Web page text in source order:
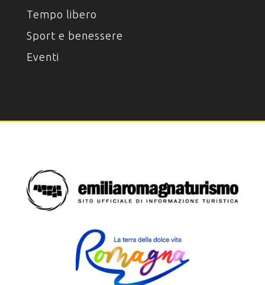
Tempo libero
Sport e benessere
Eventi